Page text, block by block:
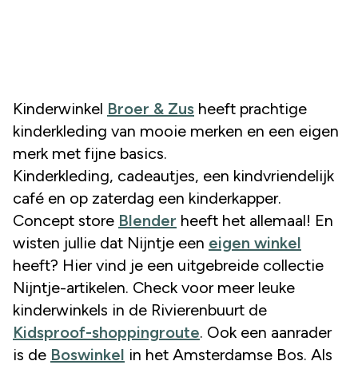
Kinderwinkel Broer & Zus heeft prachtige
kinderkleding van mooie merken en een eigen
merk met fijne basics.
Kinderkleding, cadeautjes, een kindvriendelijk
café en op zaterdag een kinderkapper.
Concept store Blender heeft het allemaal! En
wisten jullie dat Nijntje een eigen winkel
heeft? Hier vind je een uitgebreide collectie
Nijntje-artikelen. Check voor meer leuke
kinderwinkels in de Rivierenbuurt de
Kidsproof-shoppingroute. Ook een aanrader
is de Boswinkel in het Amsterdamse Bos. Als